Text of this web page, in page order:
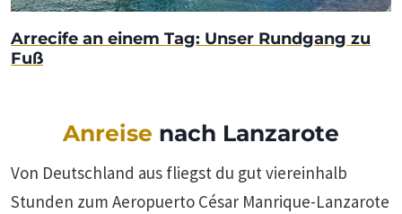
Arrecife an einem Tag: Unser Rundgang zu
Fuß
Anreise nach Lanzarote
Von Deutschland aus fliegst du gut viereinhalb
Stunden zum Aeropuerto César Manrique-Lanzarote